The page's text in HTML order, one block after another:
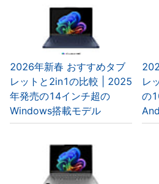
2026年新春 おすすめタブ
レットと2in1の比較 | 2025
年発売の14インチ超の
Windows搭載モデル
レ
の